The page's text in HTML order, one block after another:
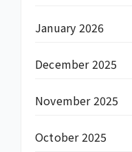
January 2026
December 2025
November 2025
October 2025